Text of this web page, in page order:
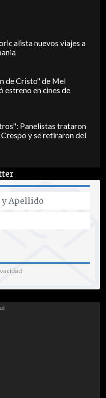
alista nuevos viajes a
de Cristo" de Mel
estreno en cines de
Panelistas trataron
y se retiraron del